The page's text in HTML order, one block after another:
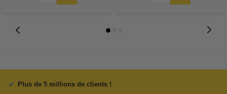
Plus de 5 millions de clients !